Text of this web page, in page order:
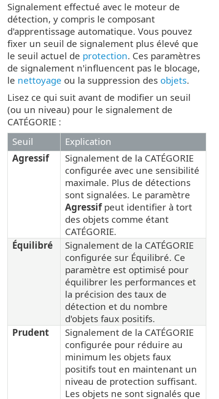
Signalement effectué avec le moteur de
détection, y compris le composant
d'apprentissage automatique. Vous pouvez
fixer un seuil de signalement plus élevé que
le seuil actuel de protection. Ces paramètres
de signalement n'influencent pas le blocage,
le nettoyage ou la suppression des objets.
Lisez ce qui suit avant de modifier un seuil
(ou un niveau) pour le signalement de
CATÉGORIE :
Seuil
Explication
Agressif
Signalement de la CATÉGORIE
configurée avec une sensibilité
maximale. Plus de détections
sont signalées. Le paramètre
Agressifpeut identifier à tort
des objets comme étant
CATÉGORIE.
Équilibré
Signalement de la CATÉGORIE
configurée sur Équilibré. Ce
paramètre est optimisé pour
équilibrer les performances et
la précision des taux de
détection et du nombre
d'objets faux positifs.
Prudent
Signalement de la CATÉGORIE
configurée pour réduire au
minimum les objets faux
positifs tout en maintenant un
niveau de protection suffisant.
Les objets ne sont signalés que